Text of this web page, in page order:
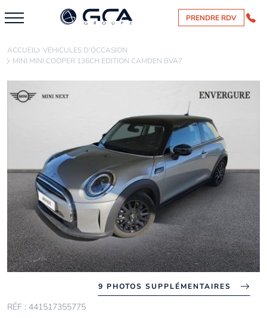
PRENDRE RDV
ACCUEIL VÉHICULES D'OCCASION
MINI MINI COOPER 136CH EDITION CAMDEN BVA7
9 PHOTOS SUPPLÉMENTAIRES
RÉF : 441517355775